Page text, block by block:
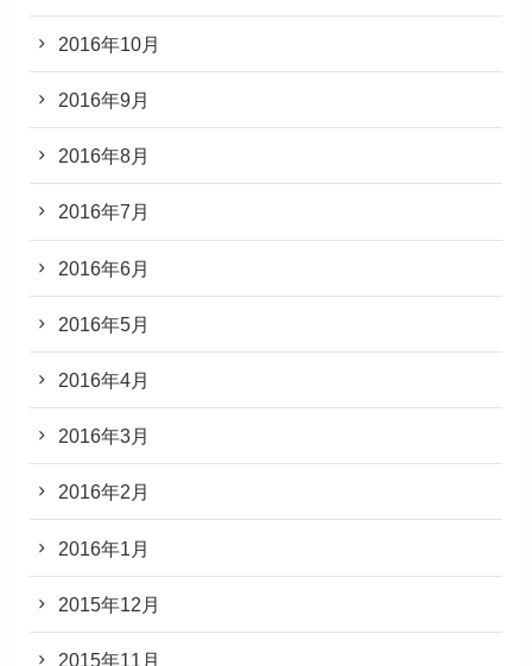
2016年10月
2016年9月
2016年8月
2016年7月
2016年6月
2016年5月
2016年4月
2016年3月
2016年2月
2016年1月
2015年12月
2015年11月